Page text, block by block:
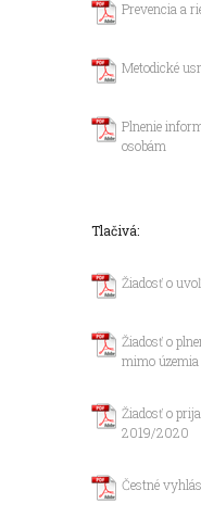
Prevencia a
Metodické
Plnenie
osobám
Tlačivá:
Žiadosť o
Žiadosť o
mimo územia
Žiadosť o
2019/2020
Čestné